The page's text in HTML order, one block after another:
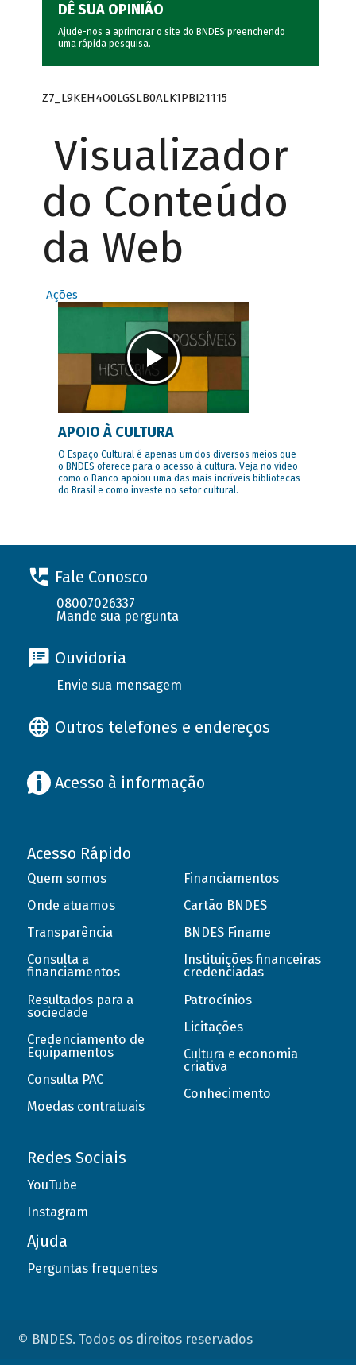
DÊ SUA OPINIÃO
Ajude-nos a aprimorar o site do BNDES preenchendo
uma rápida pesquisa.
Z7_L9KEH4O0LGSLB0ALK1PBI21115
Visualizador
do Conteúdo
da Web
Ações
APOIO À CULTURA
O Espaço Cultural é apenas um dos diversos meios que
o BNDES oferece para o acesso à cultura. Veja no vídeo
como o Banco apoiou uma das mais incríveis bibliotecas
do Brasil e como investe no setor cultural.
Fale Conosco
08007026337
Mande sua pergunta
Ouvidoria
Envie sua mensagem
Outros telefones e endereços
Acesso à informação
Acesso Rápido
Quem somos
Onde atuamos
Transparência
Consulta a
financiamentos
Resultados para a
sociedade
Credenciamento de
Equipamentos
Consulta PAC
Moedas contratuais
Financiamentos
Cartão BNDES
BNDES Finame
Instituições financeiras
credenciadas
Patrocínios
Licitações
Cultura e economia
criativa
Conhecimento
Redes Sociais
YouTube
Instagram
Ajuda
Perguntas frequentes
© BNDES. Todos os direitos reservados